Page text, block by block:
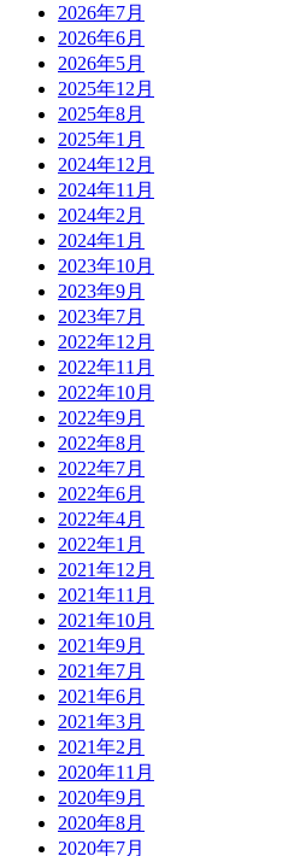
2026年7月
2026年6月
2026年5月
2025年12月
2025年8月
2025年1月
2024年12月
2024年11月
2024年2月
2024年1月
2023年10月
2023年9月
2023年7月
2022年12月
2022年11月
2022年10月
2022年9月
2022年8月
2022年7月
2022年6月
2022年4月
2022年1月
2021年12月
2021年11月
2021年10月
2021年9月
2021年7月
2021年6月
2021年3月
2021年2月
2020年11月
2020年9月
2020年8月
2020年7月